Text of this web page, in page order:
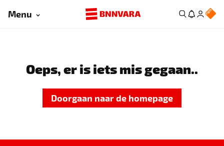
Menu
Oeps, er is iets mis gegaan..
Doorgaan naar de homepage